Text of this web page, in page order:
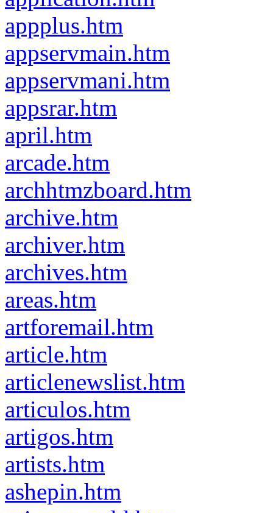
appplus.htm
appservmain.htm
appservmani.htm
appsrar.htm
april.htm
arcade.htm
archhtmzboard.htm
archive.htm
archiver.htm
archives.htm
areas.htm
artforemail.htm
article.htm
articlenewslist.htm
articulos.htm
artigos.htm
artists.htm
ashepin.htm